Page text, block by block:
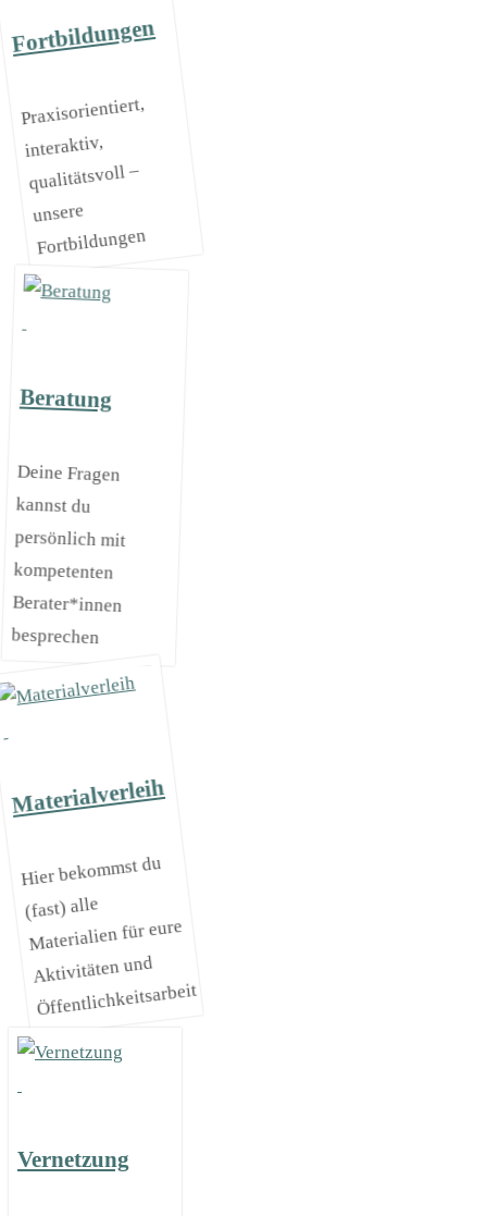
Fortbildungen
Praxisorientiert,
interaktiv,
qualitätsvoll –
unsere
Fortbildungen
Beratung
Deine Fragen
kannst du
persönlich mit
kompetenten
Berater*innen
besprechen
Materialverleih
Hier bekommst du
(fast) alle
Materialien für eure
Aktivitäten und
Öffentlichkeitsarbeit
Vernetzung